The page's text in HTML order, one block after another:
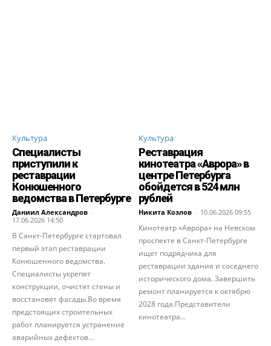
Культура
Специалисты
приступили к
реставрации
Конюшенного
ведомства в Петербурге
Даниил Александров -
17.06.2026 14:50
В Санкт-Петербурге стартовал
первый этап реставрации
Конюшенного ведомства.
Специалисты укрепят
конструкции, очистят стены и
восстановят фасады.Во время
предстоящих строительных
работ планируется устранение
аварийных дефектов...
Культура
Реставрация
кинотеатра «Аврора» в
центре Петербурга
обойдется в 524 млн
рублей
Никита Козлов - 10.06.2026 09:55
Кинотеатр «Аврора» на Невском
проспекте в Санкт-Петербурге
ищет подрядчика для
реставрации здания и соседнего
исторического дома. Завершить
ремонт планируется к октябрю
2028 года.Представители
кинотеатра...